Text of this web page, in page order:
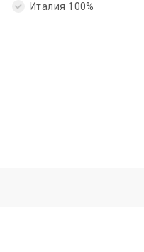
Италия 100%